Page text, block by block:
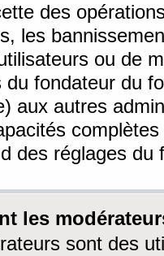
des
les
ou de
fondateur du
aux autres
des réglages du
les
sont des